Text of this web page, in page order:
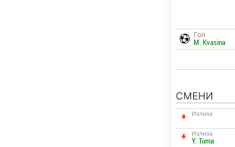
Гол
M. Kvasina
СМЕНИ
Излиза
Излиза
Y. Toma